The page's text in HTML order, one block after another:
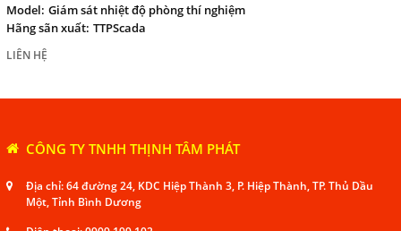
Model: Giám sát nhiệt độ phòng thí nghiệm
Hãng sãn xuất: TTPScada
LIÊN HỆ
CÔNG TY TNHH THỊNH TÂM PHÁT
Địa chỉ: 64 đường 24, KDC Hiệp Thành 3, P. Hiệp Thành, TP. Thủ Dầu
Một, Tỉnh Bình Dương